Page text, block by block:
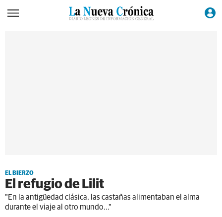
EL BIERZO
El refugio de Lilit
"En la antigüedad clásica, las castañas alimentaban el alma
durante el viaje al otro mundo..."